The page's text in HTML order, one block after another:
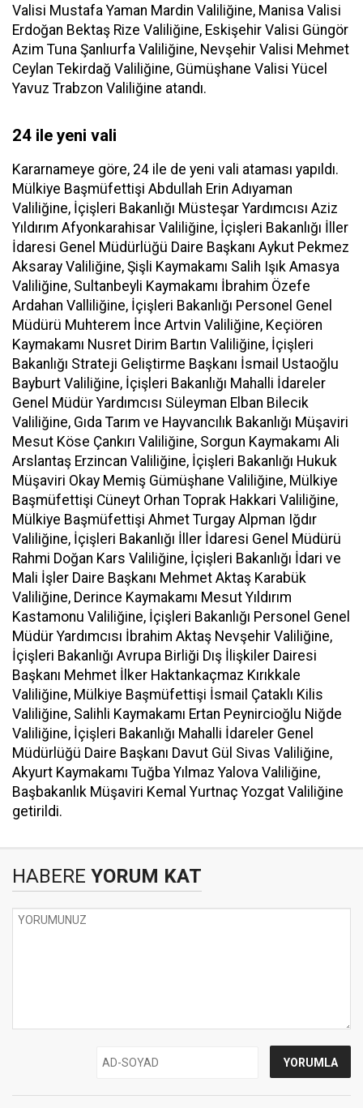
Valisi Mustafa Yaman Mardin Valiliğine, Manisa Valisi
Erdoğan Bektaş Rize Valiliğine, Eskişehir Valisi Güngör
Azim Tuna Şanlıurfa Valiliğine, Nevşehir Valisi Mehmet
Ceylan Tekirdağ Valiliğine, Gümüşhane Valisi Yücel
Yavuz Trabzon Valiliğine atandı.
24 ile yeni vali
Kararnameye göre, 24 ile de yeni vali ataması yapıldı.
Mülkiye Başmüfettişi Abdullah Erin Adıyaman
Valiliğine, İçişleri Bakanlığı Müsteşar Yardımcısı Aziz
Yıldırım Afyonkarahisar Valiliğine, İçişleri Bakanlığı İller
İdaresi Genel Müdürlüğü Daire Başkanı Aykut Pekmez
Aksaray Valiliğine, Şişli Kaymakamı Salih Işık Amasya
Valiliğine, Sultanbeyli Kaymakamı İbrahim Özefe
Ardahan Valliliğine, İçişleri Bakanlığı Personel Genel
Müdürü Muhterem İnce Artvin Valiliğine, Keçiören
Kaymakamı Nusret Dirim Bartın Valiliğine, İçişleri
Bakanlığı Strateji Geliştirme Başkanı İsmail Ustaoğlu
Bayburt Valiliğine, İçişleri Bakanlığı Mahalli İdareler
Genel Müdür Yardımcısı Süleyman Elban Bilecik
Valiliğine, Gıda Tarım ve Hayvancılık Bakanlığı Müşaviri
Mesut Köse Çankırı Valiliğine, Sorgun Kaymakamı Ali
Arslantaş Erzincan Valiliğine, İçişleri Bakanlığı Hukuk
Müşaviri Okay Memiş Gümüşhane Valiliğine, Mülkiye
Başmüfettişi Cüneyt Orhan Toprak Hakkari Valiliğine,
Mülkiye Başmüfettişi Ahmet Turgay Alpman Iğdır
Valiliğine, İçişleri Bakanlığı İller İdaresi Genel Müdürü
Rahmi Doğan Kars Valiliğine, İçişleri Bakanlığı İdari ve
Mali İşler Daire Başkanı Mehmet Aktaş Karabük
Valiliğine, Derince Kaymakamı Mesut Yıldırım
Kastamonu Valiliğine, İçişleri Bakanlığı Personel Genel
Müdür Yardımcısı İbrahim Aktaş Nevşehir Valiliğine,
İçişleri Bakanlığı Avrupa Birliği Dış İlişkiler Dairesi
Başkanı Mehmet İlker Haktankaçmaz Kırıkkale
Valiliğine, Mülkiye Başmüfettişi İsmail Çataklı Kilis
Valiliğine, Salihli Kaymakamı Ertan Peynircioğlu Niğde
Valiliğine, İçişleri Bakanlığı Mahalli İdareler Genel
Müdürlüğü Daire Başkanı Davut Gül Sivas Valiliğine,
Akyurt Kaymakamı Tuğba Yılmaz Yalova Valiliğine,
Başbakanlık Müşaviri Kemal Yurtnaç Yozgat Valiliğine
getirildi.
HABERE YORUM KAT